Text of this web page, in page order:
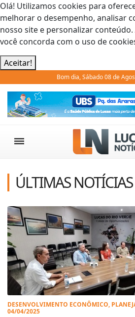
Olá! Utilizamos cookies para
melhorar o desempenho, analisar
nosso site e personalizar
você concorda com o uso de
Aceitar!
Bom dia, Sábado 08 de
Previous
ÚLTIMAS NOTÍCIAS
DESENVOLVIMENTO ECONÔMICO,
04/04/2025